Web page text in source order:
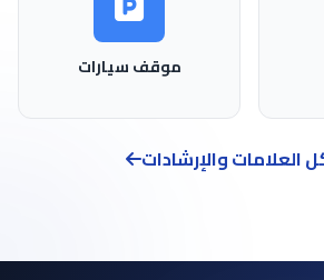
موقف سيارات
والإرشادات